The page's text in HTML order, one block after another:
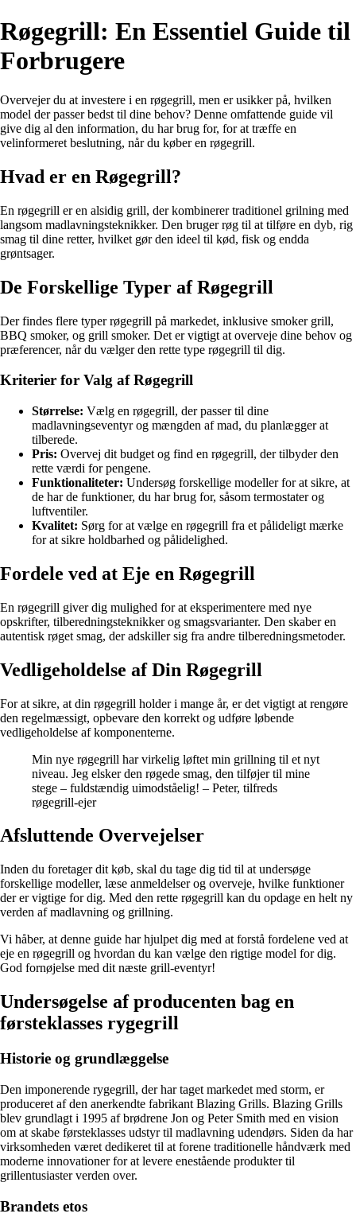
Røgegrill: En Essentiel Guide til
Forbrugere
Overvejer du at investere i en røgegrill, men er usikker på, hvilken
model der passer bedst til dine behov? Denne omfattende guide vil
give dig al den information, du har brug for, for at træffe en
velinformeret beslutning, når du køber en røgegrill.
Hvad er en Røgegrill?
En røgegrill er en alsidig grill, der kombinerer traditionel grilning med
langsom madlavningsteknikker. Den bruger røg til at tilføre en dyb, rig
smag til dine retter, hvilket gør den ideel til kød, fisk og endda
grøntsager.
De Forskellige Typer af Røgegrill
Der findes flere typer røgegrill på markedet, inklusive smoker grill,
BBQ smoker, og grill smoker. Det er vigtigt at overveje dine behov og
præferencer, når du vælger den rette type røgegrill til dig.
Kriterier for Valg af Røgegrill
Størrelse: Vælg en røgegrill, der passer til dine
madlavningseventyr og mængden af mad, du planlægger at
tilberede.
Pris: Overvej dit budget og find en røgegrill, der tilbyder den
rette værdi for pengene.
Funktionaliteter: Undersøg forskellige modeller for at sikre, at
de har de funktioner, du har brug for, såsom termostater og
luftventiler.
Kvalitet: Sørg for at vælge en røgegrill fra et pålideligt mærke
for at sikre holdbarhed og pålidelighed.
Fordele ved at Eje en Røgegrill
En røgegrill giver dig mulighed for at eksperimentere med nye
opskrifter, tilberedningsteknikker og smagsvarianter. Den skaber en
autentisk røget smag, der adskiller sig fra andre tilberedningsmetoder.
Vedligeholdelse af Din Røgegrill
For at sikre, at din røgegrill holder i mange år, er det vigtigt at rengøre
den regelmæssigt, opbevare den korrekt og udføre løbende
vedligeholdelse af komponenterne.
Min nye røgegrill har virkelig løftet min grillning til et nyt
niveau. Jeg elsker den røgede smag, den tilføjer til mine
stege – fuldstændig uimodståelig! – Peter, tilfreds
røgegrill-ejer
Afsluttende Overvejelser
Inden du foretager dit køb, skal du tage dig tid til at undersøge
forskellige modeller, læse anmeldelser og overveje, hvilke funktioner
der er vigtige for dig. Med den rette røgegrill kan du opdage en helt ny
verden af madlavning og grillning.
Vi håber, at denne guide har hjulpet dig med at forstå fordelene ved at
eje en røgegrill og hvordan du kan vælge den rigtige model for dig.
God fornøjelse med dit næste grill-eventyr!
Undersøgelse af producenten bag en
førsteklasses rygegrill
Historie og grundlæggelse
Den imponerende rygegrill, der har taget markedet med storm, er
produceret af den anerkendte fabrikant Blazing Grills. Blazing Grills
blev grundlagt i 1995 af brødrene Jon og Peter Smith med en vision
om at skabe førsteklasses udstyr til madlavning udendørs. Siden da har
virksomheden været dedikeret til at forene traditionelle håndværk med
moderne innovationer for at levere enestående produkter til
grillentusiaster verden over.
Brandets etos